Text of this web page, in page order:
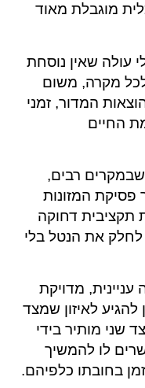
מוגבלת מאוד
עולה שאין נוסחת
מקרה, משום
המדור, זמני
החיים
רבים,
המזונות
תקציבית דחוקה
לחלק את הנטל בלי
מדויקת
להגיע לאיזון שמצד
שני מותיר בידי
לו להמשיך
בחובתו כלפיהם.